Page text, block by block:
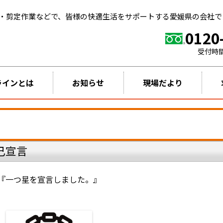
剪定作業などで、皆様の快適生活をサポートする愛媛県の会社
受付時
ンとは お知らせ 現場だより
宣言
一つ星を宣言しました。』